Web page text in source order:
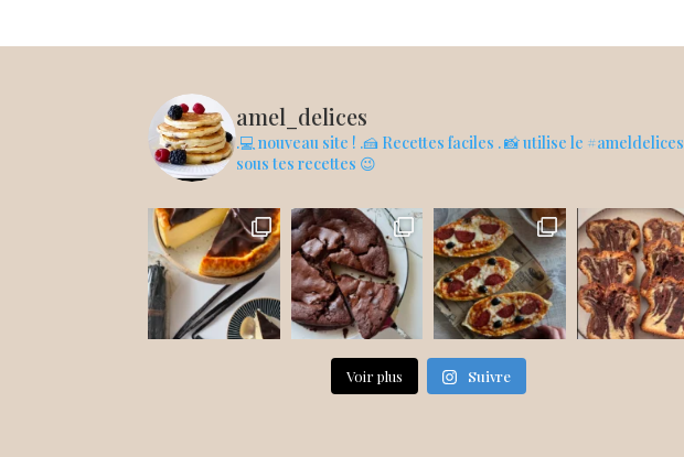
amel_delices
.💻 nouveau site ! .🍰 Recettes faciles . 📸 utilise le #ameldelices
sous tes recettes 😉
Voir plus Suivre